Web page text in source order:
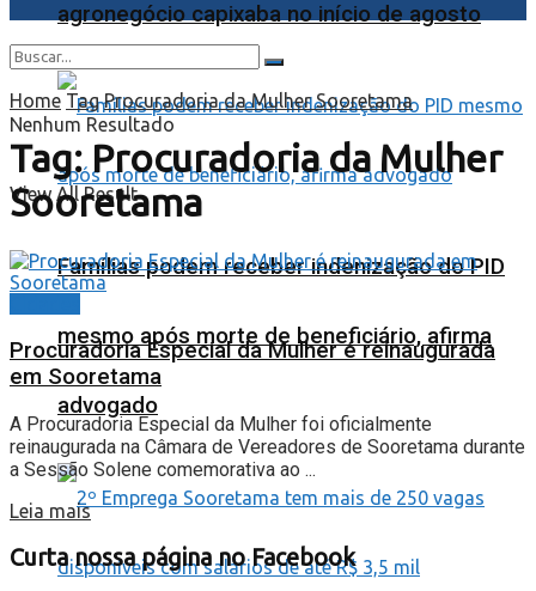
agronegócio capixaba no início de agosto
Famílias podem receber indenização do PID
mesmo após morte de beneficiário, afirma
advogado
Nenhum Resultado
View All Result
Home Tag Procuradoria da Mulher Sooretama
Tag:Procuradoria da Mulher
Sooretama
Procuradoria Especial da Mulher é reinaugurada
em Sooretama
A Procuradoria Especial da Mulher foi oficialmente
reinaugurada na Câmara de Vereadores de Sooretama durante
a Sessão Solene comemorativa ao ...
Leia mais
Curta nossa página no Facebook